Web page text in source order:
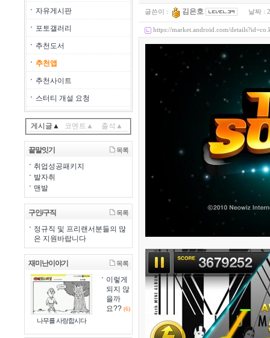
자유게시판
포토갤러리
추천도서
추천앱
추천사이트
스터티 개설 요청
게시글▲ 코멘트▲ 출석▲
끝말잇기 목록
취업성공패키지
발자취
맨발
구인/구직 목록
정규직 및 프리랜서분들의 많
은 지원바랍니다
재미난이야기 목록
나무를 사랑합시다
이렇게
되지 않
을까
요?? (6)
글쓴이 : 김은호 날짜 :
https://market.android.com/